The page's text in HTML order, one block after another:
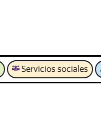
Servicios sociales